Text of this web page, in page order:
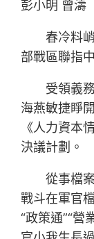
彭小明 曾濤
春冷料
部戰區聯指
受領義
海燕敏捷睜
《人力資本
決議計劃。
從事檔
戰斗在軍官
“政策通”“營